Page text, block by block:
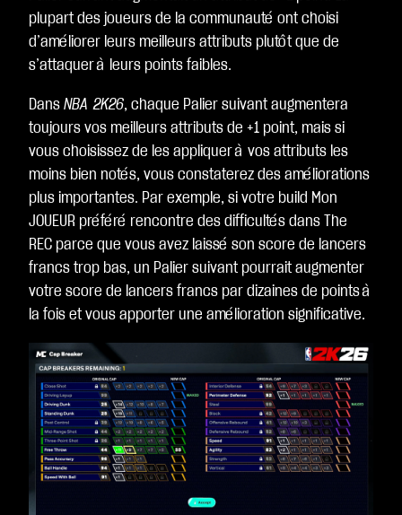
plupart des joueurs de la communauté ont choisi
d’améliorer leurs meilleurs attributs plutôt que de
s’attaquer à leurs points faibles.
Dans NBA 2K26, chaque Palier suivant augmentera
toujours vos meilleurs attributs de +1 point, mais si
vous choisissez de les appliquer à vos attributs les
moins bien notés, vous constaterez des améliorations
plus importantes. Par exemple, si votre build Mon
JOUEUR préféré rencontre des difficultés dans The
REC parce que vous avez laissé son score de lancers
francs trop bas, un Palier suivant pourrait augmenter
votre score de lancers francs par dizaines de points à
la fois et vous apporter une amélioration significative.